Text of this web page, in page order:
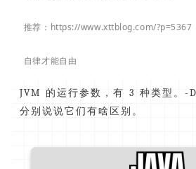
推荐： https://www.xttblog.com/?p=5367
自律才能自由
JVM 的运行参数，有 3 种类型。-
分别说说它们有啥区别。